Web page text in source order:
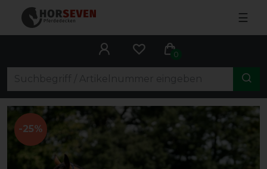
☰
0
-25%